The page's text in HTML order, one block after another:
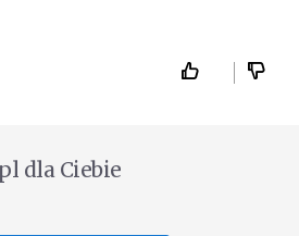
dla Ciebie